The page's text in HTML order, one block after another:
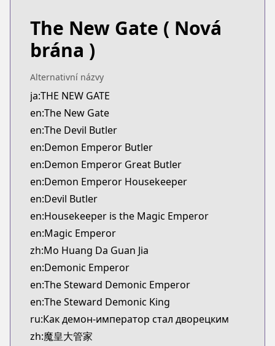
The New Gate ( Nová
brána )
Alternativní názvy
ja:THE NEW GATE
en:The New Gate
en:The Devil Butler
en:Demon Emperor Butler
en:Demon Emperor Great Butler
en:Demon Emperor Housekeeper
en:Devil Butler
en:Housekeeper is the Magic Emperor
en:Magic Emperor
zh:Mo Huang Da Guan Jia
en:Demonic Emperor
en:The Steward Demonic Emperor
en:The Steward Demonic King
ru:Как демон-император стал дворецким
zh:魔皇大管家